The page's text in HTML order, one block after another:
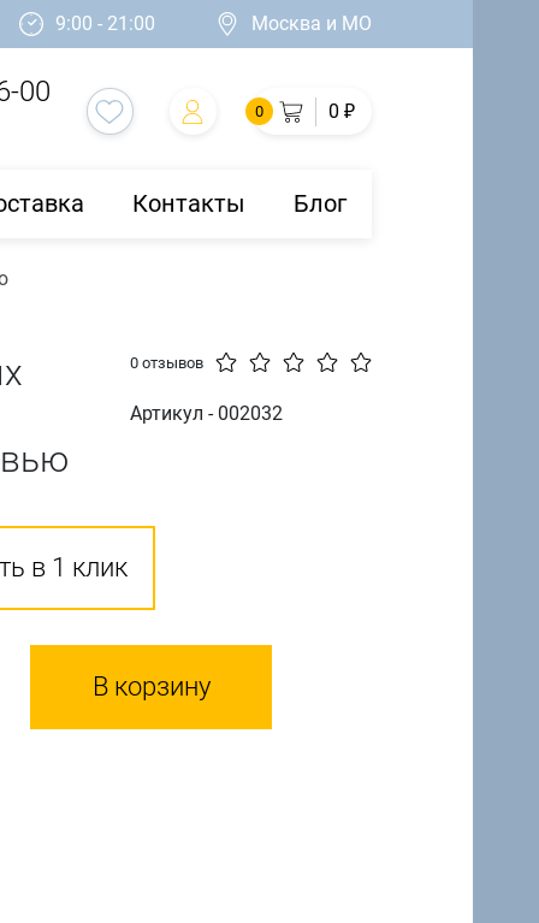
9:00 - 21:00 Москва и МО
00
0 0 ₽
Контакты Блог
0 отзывов
Артикул - 002032
в 1 клик
В корзину